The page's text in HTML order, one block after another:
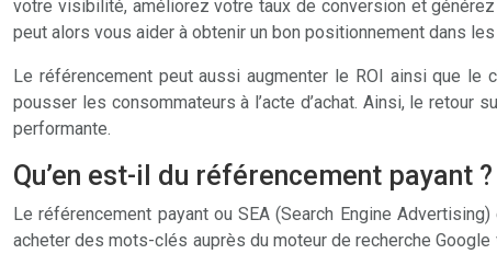
votre visibilité, améliorez votre taux de conversion et
peut alors vous aider à obtenir un bon positionnement dans
Le référencement peut aussi augmenter le ROI ainsi que
pousser les consommateurs à l’acte d’achat. Ainsi, le
performante.
Qu’en est-il du référencement payant ?
Le référencement payant ou SEA (Search Engine
acheter des mots-clés auprès du moteur de recherche